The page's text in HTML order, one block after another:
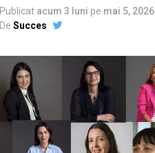
Publicat acum 3 luni pe mai 5, 2026
De Succes